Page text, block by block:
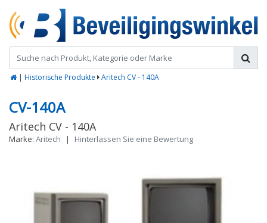
| Historische Produkte Aritech CV - 140A
CV-140A
Aritech CV - 140A
Marke: Aritech | Hinterlassen Sie eine Bewertung